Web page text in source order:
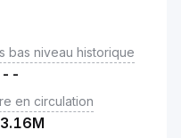
bas niveau historique
--
en circulation